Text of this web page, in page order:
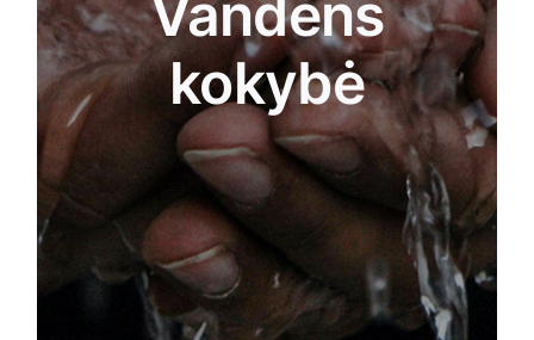
Vandens
kokybė
vandens telkinį dėl maistinių medžiagų (fosfatų ir
nitratų), stebėti šiukšles vandenyje ar vietinėje
teritorijoje ir vandens kokybę, pavyzdžiui,
dumblius, drumstumą, drumstumą. Duomenys bus
renkami realiuoju laiku, GEO pozicionuojami ir
įtraukiami į žemėlapį, kuris - bandomojo projekto
metu - bus perduodamas dalyviams ir platesnei
bendruomenei, siekiant parodyti piliečių
dalyvavimo, planuojamos veiklos, duomenų rinkimo
ir grįžtamojo ryšio vertę.